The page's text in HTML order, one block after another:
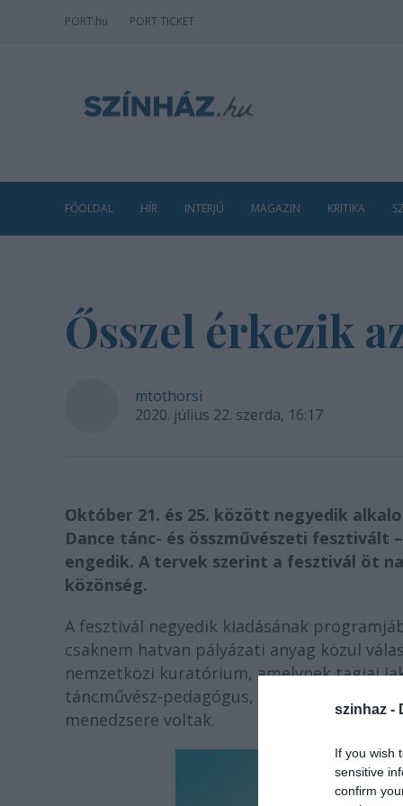
szinhaz -
If you wish
sensitive
confirm
PORT.hu PORT TICKET
FŐOLDAL HÍR INTERJÚ MAGAZIN KRITIKA
Ősszel érkezik
mtothorsi
2020. július 22. szerda, 16:17
Október 21. és 25. között negyedik
Dance tánc- és összművészeti fesztivált
engedik. A tervek szerint a fesztivál öt
közönség.
A fesztivál negyedik kiadásának
csaknem hatvan pályázati anyag közül
nemzetközi kuratórium, amelynek tagjai
táncművész-pedagógus, valamint Vava
menedzsere voltak.